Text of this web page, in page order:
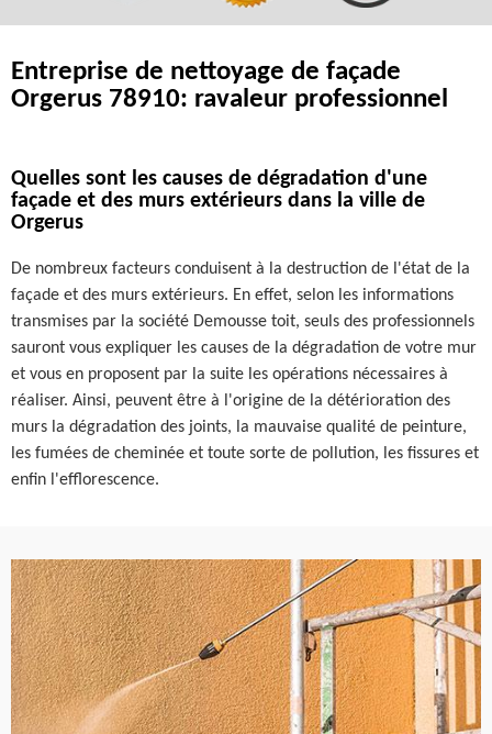
Entreprise de nettoyage de façade
Orgerus 78910: ravaleur professionnel
Quelles sont les causes de dégradation d'une
façade et des murs extérieurs dans la ville de
Orgerus
De nombreux facteurs conduisent à la destruction de l'état de la
façade et des murs extérieurs. En effet, selon les informations
transmises par la société Demousse toit, seuls des professionnels
sauront vous expliquer les causes de la dégradation de votre mur
et vous en proposent par la suite les opérations nécessaires à
réaliser. Ainsi, peuvent être à l'origine de la détérioration des
murs la dégradation des joints, la mauvaise qualité de peinture,
les fumées de cheminée et toute sorte de pollution, les fissures et
enfin l'efflorescence.